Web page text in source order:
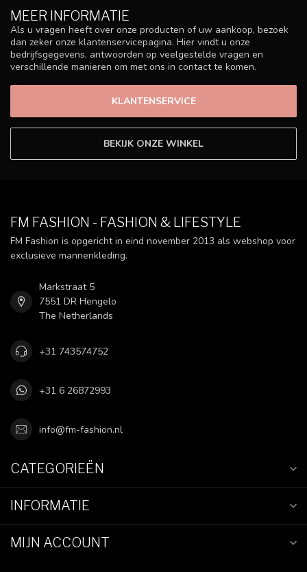
MEER INFORMATIE
Als u vragen heeft over onze producten of uw aankoop, bezoek
dan zeker onze klantenservicepagina. Hier vindt u onze
bedrijfsgegevens, antwoorden op veelgestelde vragen en
verschillende manieren om met ons in contact te komen.
KLANTENSERVICE
BEKIJK ONZE WINKEL
FM FASHION - FASHION & LIFESTYLE
FM Fashion is opgericht in eind november 2013 als webshop voor
exclusieve mannenkleding.
Markstraat 5
7551 DR Hengelo
The Netherlands
+31 743574752
+31 6 26872993
info@fm-fashion.nl
CATEGORIEËN
INFORMATIE
MIJN ACCOUNT